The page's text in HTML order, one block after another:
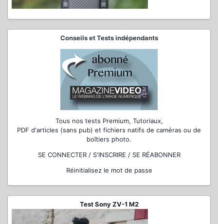
Conseils et Tests indépendants
Tous nos tests Premium, Tutoriaux,
PDF d'articles (sans pub) et fichiers natifs de caméras ou de
boîtiers photo.
SE CONNECTER / S'INSCRIRE / SE RÉABONNER
Réinitialisez le mot de passe
Test Sony ZV-1 M2